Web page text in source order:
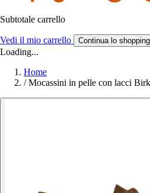
Subtotale carrello
Vedi il mio carrello Continua lo shopping
Loading...
Home
/ Mocassini in pelle con lacci